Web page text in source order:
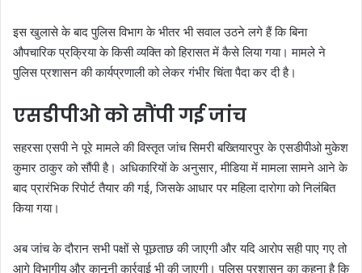
इस खुलासे के बाद पुलिस विभाग के भीतर भी सवाल उठने लगे हैं कि बिना
औपचारिक प्रक्रिया के किसी व्यक्ति को हिरासत में कैसे लिया गया। मामले ने
पुलिस प्रशासन की कार्यप्रणाली को लेकर गंभीर चिंता पैदा कर दी है।
एसडीपीओ को सौंपी गई जांच
सहरसा एसपी ने पूरे मामले की विस्तृत जांच सिमरी बख्तियारपुर के एसडीपीओ मुकेश
कुमार ठाकुर को सौंपी है। अधिकारियों के अनुसार, मीडिया में मामला सामने आने के
बाद प्रारंभिक रिपोर्ट तैयार की गई, जिसके आधार पर महिला दारोगा को निलंबित
किया गया।
अब जांच के दौरान सभी पक्षों से पूछताछ की जाएगी और यदि आरोप सही पाए गए तो
आगे विभागीय और कानूनी कार्रवाई भी की जाएगी। पुलिस प्रशासन का कहना है कि